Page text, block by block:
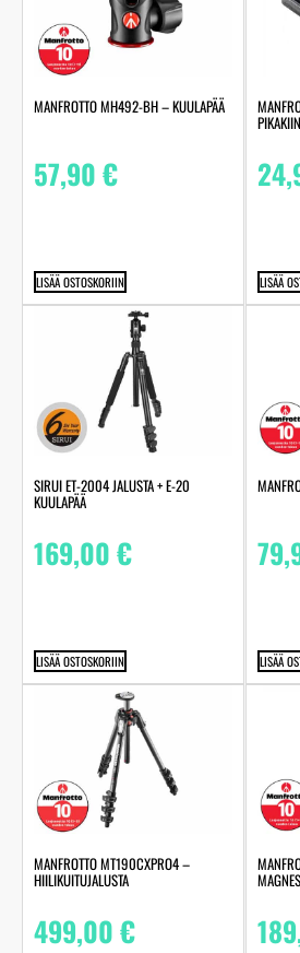
MANFROTTO MH492-BH – KUULAPÄÄ
57,90€
LISÄÄ OSTOSKORIIN LISÄÄ
SIRUI ET-2004 JALUSTA + E-20
KUULAPÄÄ
169,00€
LISÄÄ OSTOSKORIIN LISÄÄ
MANFROTTO MT190CXPRO4 –
HIILIKUITUJALUSTA
499,00€